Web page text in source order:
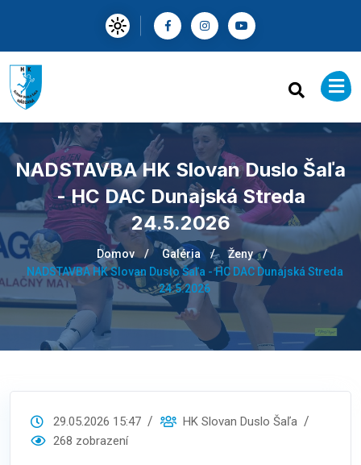
NADSTAVBA HK Slovan Duslo Šaľa
- HC DAC Dunajská Streda
24.5.2026
Domov Galéria
Ženy
NADSTAVBA HK Slovan Duslo Šaľa - HC DAC Dunajská Streda
24.5.2026
29.05.2026 15:47
HK Slovan Duslo Šaľa
268 zobrazení